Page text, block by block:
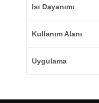
Isı Dayanımı
Kullanım Alanı
Uygulama